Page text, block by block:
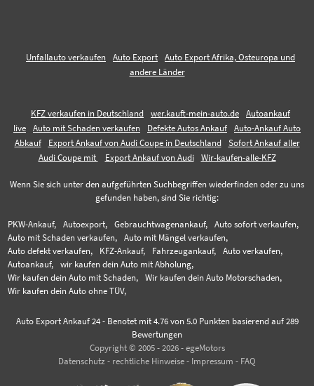
Unfallauto verkaufen Auto Export
Auto Export Afrika, Osteuropa und
andere Länder
KFZ verkaufen in Deutschland wer.kauft-mein-auto.de
Autoankauf
live
Auto mit Schaden verkaufen Defekte Autos Ankauf
Auto-Ankauf Auto
Abkauf
Export Ankauf von Audi Coupe in Deutschland
Sofort Ankauf aller
Audi Coupe mit
Export Ankauf von Audi Wir-kaufen-alle-KFZ
Wenn Sie sich unter den aufgeführten Suchbegriffen wiederfinden oder zu uns
gefunden haben, sind Sie richtig:
PKW-Ankauf, Autoexport, Gebrauchtwagenankauf,
Auto sofort verkaufen,
Auto mit Schaden verkaufen,
Auto mit Mängel verkaufen,
Auto defekt verkaufen,
KFZ-Ankauf, Fahrzeugankauf,
Auto verkaufen,
Autoankauf,
wir kaufen dein Auto mit Abholung,
Wir kaufen dein Auto mit Schaden,
Wir kaufen dein Auto Motorschaden,
Wir kaufen dein Auto ohne TÜV,
Auto Export Ankauf 24- Benotet mit 4.76von 5.0 Punkten basierend auf 289
Bewertungen
Copyright © 2005 - 2026 - egeMotors
Datenschutz - rechtliche Hinweise - Impressum - FAQ